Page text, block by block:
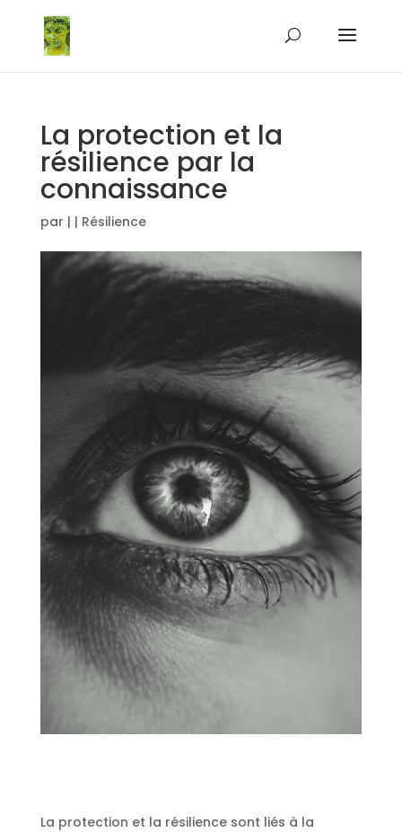
La protection et la
résilience par la
connaissance
par | | Résilience
La protection et la résilience sont liés à la